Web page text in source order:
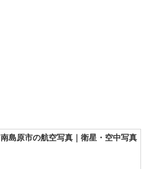
南島原市の航空写真｜衛星・空中写真